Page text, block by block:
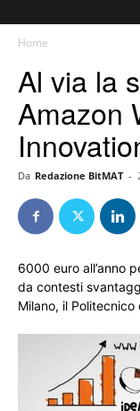
Home
Al via la
Amazon
Da Redazione BitMAT -
6000 euro all’anno
da contesti
Milano, il Politecnico